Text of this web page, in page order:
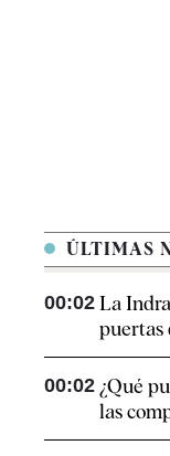
ÚLTIMAS
00:02 La
puertas
00:02 ¿Qué
las